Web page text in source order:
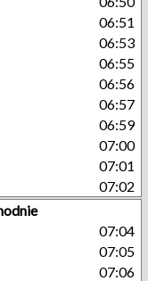
06:51
06:53
06:55
06:56
06:57
06:59
07:00
07:01
07:02
07:04
07:05
07:06